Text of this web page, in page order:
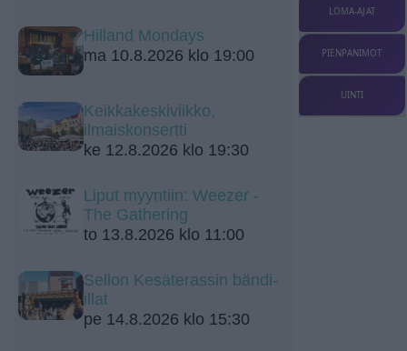
Hilland Mondays
ma 10.8.2026 klo 19:00
Keikkakeskiviikko,
ilmaiskonsertti
ke 12.8.2026 klo 19:30
Liput myyntiin: Weezer -
The Gathering
to 13.8.2026 klo 11:00
Sellon Kesäterassin bändi-
illat
pe 14.8.2026 klo 15:30
LOMA-AJAT
PIENPANIMOT
UINTI